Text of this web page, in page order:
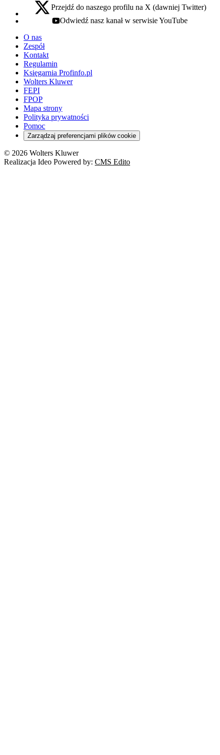
x - otwiera się w nowej karcie
Przejdź do naszego profilu na X (dawniej Twitter)
youtube - otwiera się w nowej karcie
Odwiedź nasz kanał w serwisie YouTube
O nas
Zespół
Kontakt
Regulamin
Księgarnia Profinfo.pl
Wolters Kluwer
FEPI
FPOP
Mapa strony
Polityka prywatności
Pomoc
Zarządzaj preferencjami plików cookie
© 2026 Wolters Kluwer
Realizacja Ideo Powered by: CMS Edito